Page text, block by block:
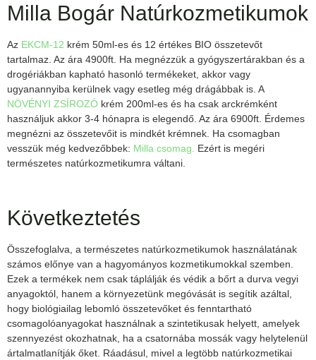
Milla Bogár Natúrkozmetikumok
Az EKCM-12 krém 50ml-es és 12 értékes BIO összetevőt
tartalmaz. Az ára 4900ft. Ha megnézzük a gyógyszertárakban és a
drogériákban kapható hasonló termékeket, akkor vagy
ugyanannyiba kerülnek vagy esetleg még drágábbak is. A
NÖVÉNYI ZSÍROZÓ krém 200ml-es és ha csak arckrémként
használjuk akkor 3-4 hónapra is elegendő. Az ára 6900ft. Érdemes
megnézni az összetevőit is mindkét krémnek. Ha csomagban
vesszük még kedvezőbbek: Milla csomag.
Ezért is megéri
természetes natúrkozmetikumra váltani.
Következtetés
Összefoglalva, a természetes natúrkozmetikumok használatának
számos előnye van a hagyományos kozmetikumokkal szemben.
Ezek a termékek nem csak táplálják és védik a bőrt a durva vegyi
anyagoktól, hanem a környezetünk megóvását is segítik azáltal,
hogy biológiailag lebomló összetevőket és fenntartható
csomagolóanyagokat használnak a szintetikusak helyett, amelyek
szennyezést okozhatnak, ha a csatornába mossák vagy helytelenül
ártalmatlanítják őket. Ráadásul, mivel a legtöbb natúrkozmetikai